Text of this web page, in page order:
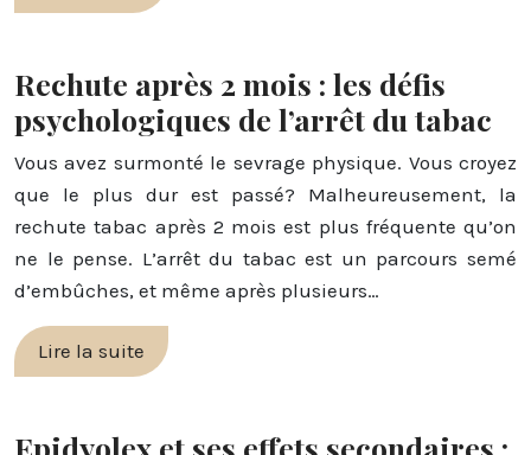
Rechute après 2 mois : les défis
psychologiques de l’arrêt du tabac
Vous avez surmonté le sevrage physique. Vous croyez
que le plus dur est passé? Malheureusement, la
rechute tabac après 2 mois est plus fréquente qu’on
ne le pense. L’arrêt du tabac est un parcours semé
d’embûches, et même après plusieurs…
Lire la suite
Epidyolex et ses effets secondaires :